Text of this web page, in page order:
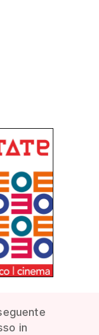
in